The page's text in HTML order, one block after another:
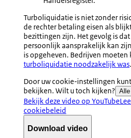
Turboliquidatie is niet zonder
de rechter betaling eisen als
bezittingen zijn. Het gevolg is
persoonlijk aansprakelijk kan
is opgeheven. Bedrijven moeten
turboliquidatie noodzakelijk was.
Door uw cookie-instellingen
bekijken. Wilt u toch kijken?
Bekijk deze video op YouTube
cookiebeleid
Download video